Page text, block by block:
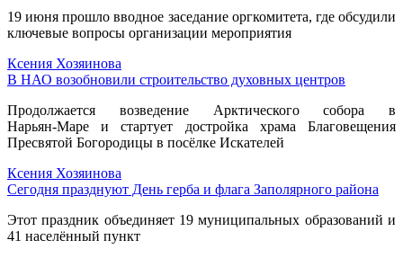
19 июня прошло вводное заседание оргкомитета, где обсудили
ключевые вопросы организации мероприятия
Ксения Хозяинова
В НАО возобновили строительство духовных центров
Продолжается возведение Арктического собора в
Нарьян‑Маре и стартует достройка храма Благовещения
Пресвятой Богородицы в посёлке Искателей
Ксения Хозяинова
Сегодня празднуют День герба и флага Заполярного района
Этот праздник объединяет 19 муниципальных образований и
41 населённый пункт